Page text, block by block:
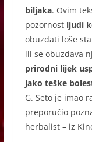
biljaka. Ovim
pozornost ljudi
obuzdati loše
ili se obuzdava
prirodni lijek
jako teške
G. Seto je imao
preporučio
herbalist – iz